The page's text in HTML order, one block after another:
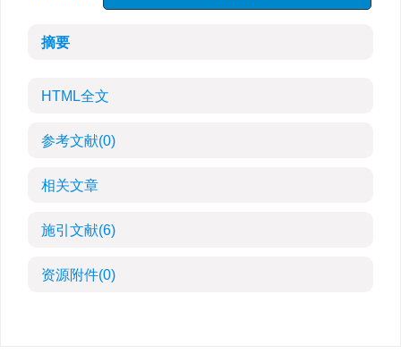
摘要
HTML全文
参考文献(0)
相关文章
施引文献(6)
资源附件(0)